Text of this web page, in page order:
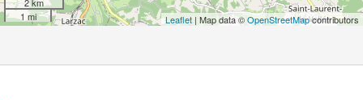
1 mi
Leaflet | Map data ©OpenStreetMapcontributors